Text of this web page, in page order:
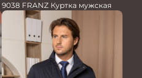
9038 FRANZ Куртка мужская